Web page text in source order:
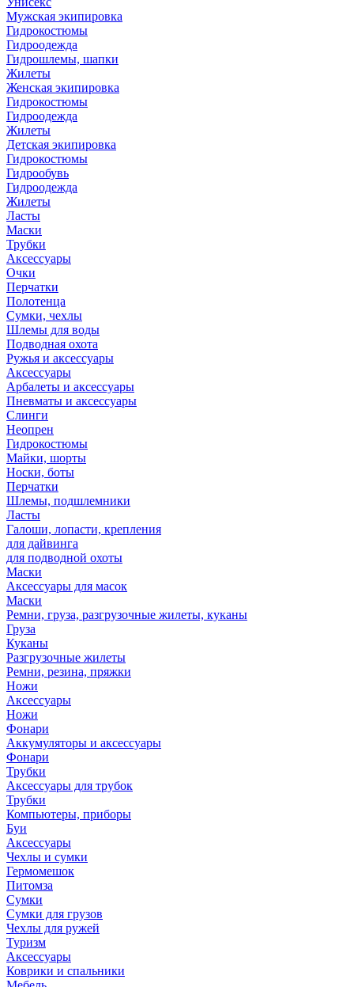
Мужская экипировка
Гидрокостюмы
Гидроодежда
Гидрошлемы, шапки
Жилеты
Женская экипировка
Гидрокостюмы
Гидроодежда
Жилеты
Детская экипировка
Гидрокостюмы
Гидрообувь
Гидроодежда
Жилеты
Ласты
Маски
Трубки
Аксессуары
Очки
Перчатки
Полотенца
Сумки, чехлы
Шлемы для воды
Подводная охота
Ружья и аксессуары
Аксессуары
Арбалеты и аксессуары
Пневматы и аксессуары
Слинги
Неопрен
Гидрокостюмы
Майки, шорты
Носки, боты
Перчатки
Шлемы, подшлемники
Ласты
Галоши, лопасти, крепления
для дайвинга
для подводной охоты
Маски
Аксессуары для масок
Маски
Ремни, груза, разгрузочные жилеты, куканы
Груза
Куканы
Разгрузочные жилеты
Ремни, резина, пряжки
Ножи
Аксессуары
Ножи
Фонари
Аккумуляторы и аксессуары
Фонари
Трубки
Аксессуары для трубок
Трубки
Компьютеры, приборы
Буи
Аксессуары
Чехлы и сумки
Гермомешок
Питомза
Сумки
Сумки для грузов
Чехлы для ружей
Туризм
Аксессуары
Коврики и спальники